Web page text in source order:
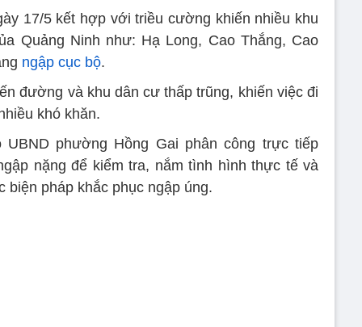
17/5 kết hợp với triều cường khiến nhiều khu
Quảng Ninh như: Hạ Long, Cao Thắng, Cao
ngập cục bộ.
đường và khu dân cư thấp trũng, khiến việc đi
khó khăn.
UBND phường Hồng Gai phân công trực tiếp
nặng để kiểm tra, nắm tình hình thực tế và
biện pháp khắc phục ngập úng.